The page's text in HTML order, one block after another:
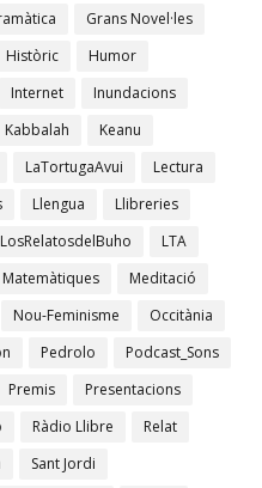
Grans Novel·les
Històric
Humor
Internet
Inundacions
Kabbalah
Keanu
LaTortugaAvui
Lectura
Llengua
Llibreries
LosRelatosdelBuho
LTA
Matemàtiques
Meditació
Nou-Feminisme
Occitània
Pedrolo
Podcast_Sons
Premis
Presentacions
Ràdio Llibre
Relat
Sant Jordi